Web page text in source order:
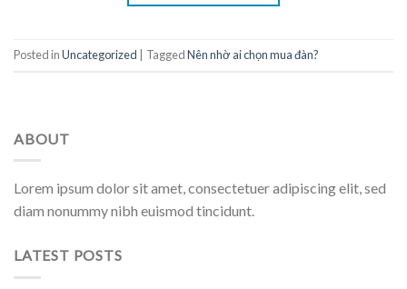
Posted inUncategorized TaggedNên nhờ ai chọn mua đàn?
ABOUT
Lorem ipsum dolor sit amet, consectetuer adipiscing elit, sed
diam nonummy nibh euismod tincidunt.
LATEST POSTS